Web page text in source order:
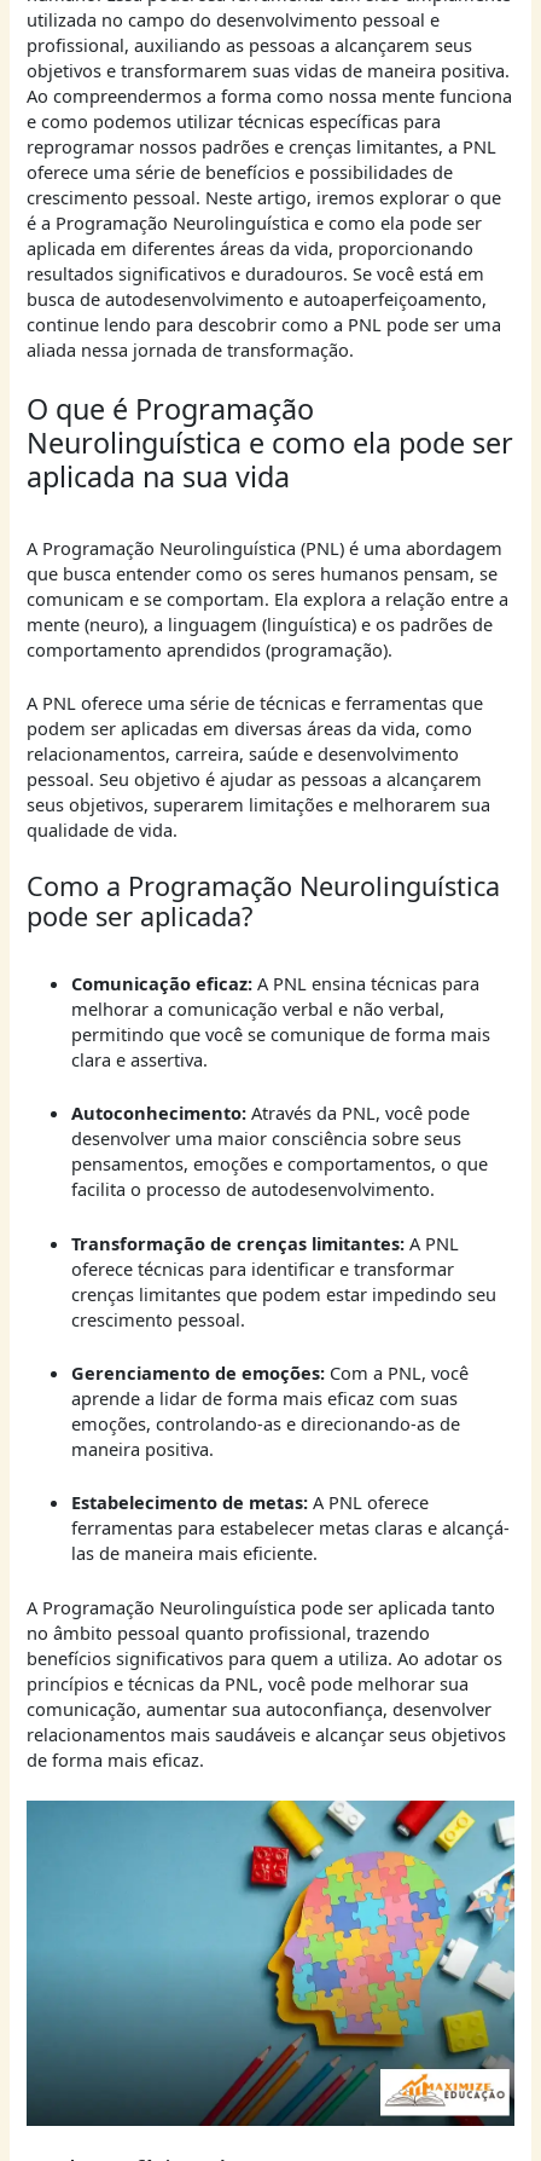
utilizada no campo do desenvolvimento pessoal e
profissional, auxiliando as pessoas a alcançarem seus
objetivos e transformarem suas vidas de maneira positiva.
Ao compreendermos a forma como nossa mente funciona
e como podemos utilizar técnicas específicas para
reprogramar nossos padrões e crenças limitantes, a PNL
oferece uma série de benefícios e possibilidades de
crescimento pessoal. Neste artigo, iremos explorar o que
é a Programação Neurolinguística e como ela pode ser
aplicada em diferentes áreas da vida, proporcionando
resultados significativos e duradouros. Se você está em
busca de autodesenvolvimento e autoaperfeiçoamento,
continue lendo para descobrir como a PNL pode ser uma
aliada nessa jornada de transformação.
O que é Programação
Neurolinguística e como ela pode ser
aplicada na sua vida
A Programação Neurolinguística (PNL) é uma abordagem
que busca entender como os seres humanos pensam, se
comunicam e se comportam. Ela explora a relação entre a
mente (neuro), a linguagem (linguística) e os padrões de
comportamento aprendidos (programação).
A PNL oferece uma série de técnicas e ferramentas que
podem ser aplicadas em diversas áreas da vida, como
relacionamentos, carreira, saúde e desenvolvimento
pessoal. Seu objetivo é ajudar as pessoas a alcançarem
seus objetivos, superarem limitações e melhorarem sua
qualidade de vida.
Como a Programação Neurolinguística
pode ser aplicada?
Comunicação eficaz:A PNL ensina técnicas para
melhorar a comunicação verbal e não verbal,
permitindo que você se comunique de forma mais
clara e assertiva.
Autoconhecimento:Através da PNL, você pode
desenvolver uma maior consciência sobre seus
pensamentos, emoções e comportamentos, o que
facilita o processo de autodesenvolvimento.
Transformação de crenças limitantes:A PNL
oferece técnicas para identificar e transformar
crenças limitantes que podem estar impedindo seu
crescimento pessoal.
Gerenciamento de emoções:Com a PNL, você
aprende a lidar de forma mais eficaz com suas
emoções, controlando-as e direcionando-as de
maneira positiva.
Estabelecimento de metas:A PNL oferece
ferramentas para estabelecer metas claras e alcançá-
las de maneira mais eficiente.
A Programação Neurolinguística pode ser aplicada tanto
no âmbito pessoal quanto profissional, trazendo
benefícios significativos para quem a utiliza. Ao adotar os
princípios e técnicas da PNL, você pode melhorar sua
comunicação, aumentar sua autoconfiança, desenvolver
relacionamentos mais saudáveis e alcançar seus objetivos
de forma mais eficaz.